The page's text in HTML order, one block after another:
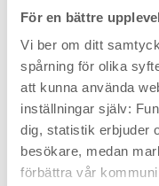
För en bättre
Vi ber om ditt
spårning för olika
att kunna använda
inställningar själv:
dig, statistik erbjuder
besökare, medan
förbättra vår
Under tiden 1:a maj
bostäder och du
bostad, har bolån
Den 1:a juni lämnar
bostad och får